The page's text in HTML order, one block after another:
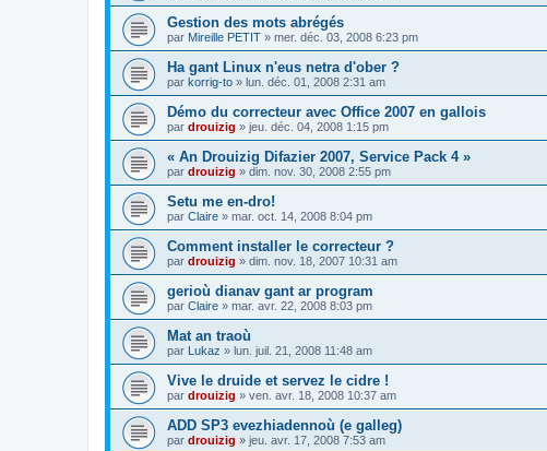
Gestion des mots abrégés
par Mireille PETIT » mer. déc. 03, 2008 6:23 pm
Ha gant Linux n'eus netra d'ober ?
par korrig-to » lun. déc. 01, 2008 2:31 am
Démo du correcteur avec Office 2007 en gallois
par drouizig » jeu. déc. 04, 2008 1:15 pm
« An Drouizig Difazier 2007, Service Pack 4 »
par drouizig » dim. nov. 30, 2008 2:55 pm
Setu me en-dro!
par Claire » mar. oct. 14, 2008 8:04 pm
Comment installer le correcteur ?
par drouizig » dim. nov. 18, 2007 10:31 am
gerioù dianav gant ar program
par Claire » mar. avr. 22, 2008 8:03 pm
Mat an traoù
par Lukaz » lun. juil. 21, 2008 11:48 am
Vive le druide et servez le cidre !
par drouizig » ven. avr. 18, 2008 10:37 am
ADD SP3 evezhiadennoù (e galleg)
par drouizig » jeu. avr. 17, 2008 7:53 am